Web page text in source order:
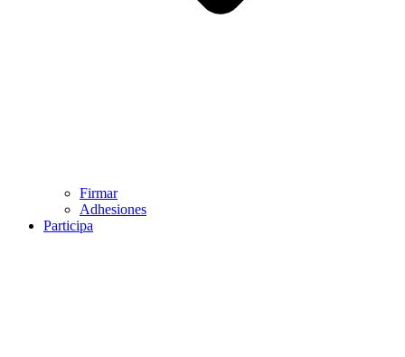
Firmar
Adhesiones
Participa